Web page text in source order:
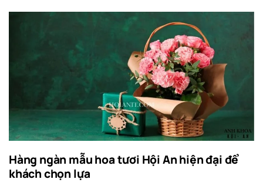
Hàng ngàn mẫu hoa tươi Hội An hiện đại để
khách chọn lựa